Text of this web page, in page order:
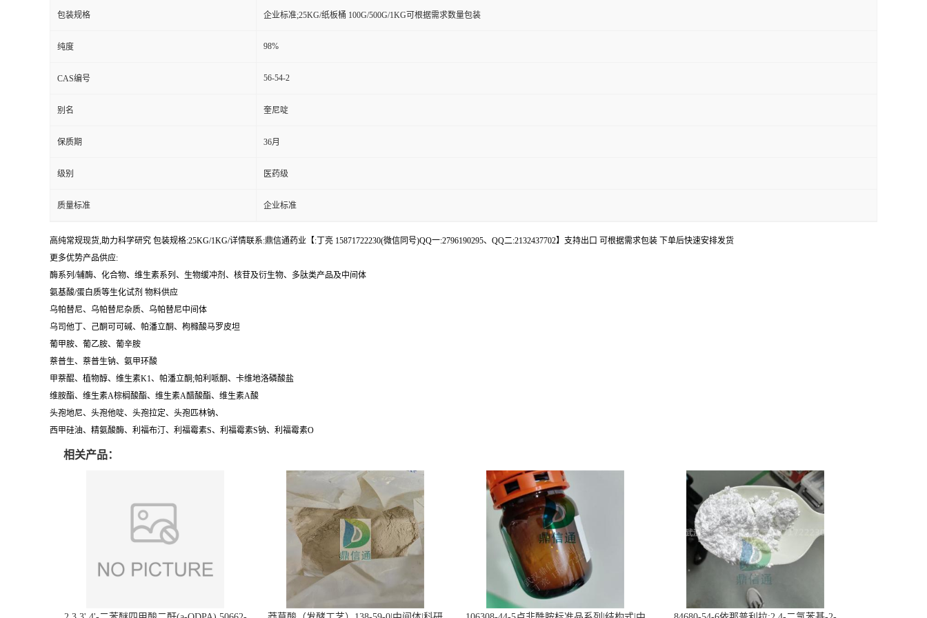
包装规格 企业标准;25KG/纸板桶 100G/500G/1KG可根据需求数量包装
纯度 98%
CAS编号 56-54-2
别名 奎尼啶
保质期 36月
级别 医药级
质量标准 企业标准
高纯常规现货,助力科学研究 包装规格:25KG/1KG/详情联系:鼎信通药业【:丁亮 15871722230(微信同号)QQ一:2796190295、QQ二:2132437702】支持出口 可根据需求包装 下单后快速安排发货
更多优势产品供应:
酶系列/辅酶、化合物、维生素系列、生物缓冲剂、核苷及衍生物、多肽类产品及中间体
氨基酸/蛋白质等生化试剂 物料供应
乌帕替尼、乌帕替尼杂质、乌帕替尼中间体
乌司他丁、己酮可可碱、帕潘立酮、枸橼酸马罗皮坦
葡甲胺、葡乙胺、葡辛胺
萘普生、萘普生钠、氨甲环酸
甲萘醌、植物醇、维生素K1、帕潘立酮;帕利哌酮、卡维地洛磷酸盐
维胺酯、维生素A棕榈酸酯、维生素A醋酸酯、维生素A酸
头孢地尼、头孢他啶、头孢拉定、头孢匹林钠、
西甲硅油、精氨酸酶、利福布汀、利福霉素S、利福霉素S钠、利福霉素O
相关产品：